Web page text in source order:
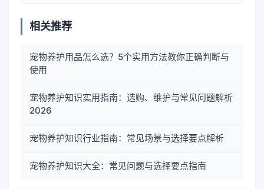
相关推荐
宠物养护用品怎么选？5个实用方法教你正确判断与
使用
宠物养护知识实用指南：选购、维护与常见问题解析
2026
宠物养护知识行业指南：常见场景与选择要点解析
宠物养护知识大全：常见问题与选择要点指南